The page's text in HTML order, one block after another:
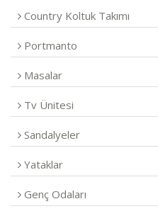
Country Koltuk Takımı
Portmanto
Masalar
Tv Ünitesi
Sandalyeler
Yataklar
Genç Odaları